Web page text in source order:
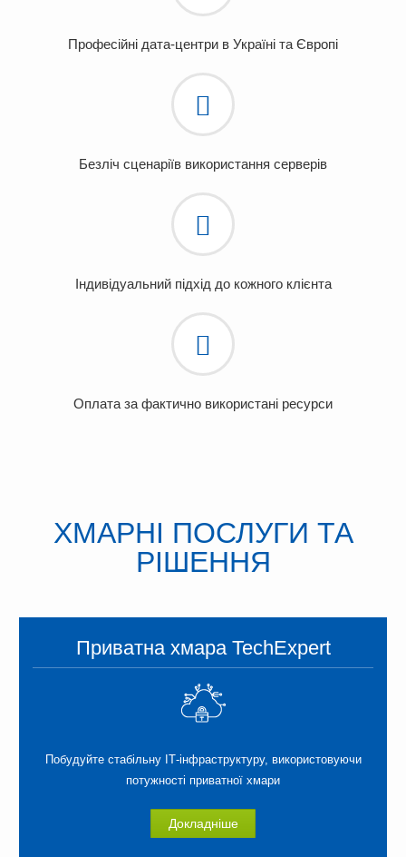
Професійні дата-центри в Україні та Європі
Безліч сценаріїв використання серверів
Індивідуальний підхід до кожного клієнта
Оплата за фактично використані ресурси
ХМАРНІ ПОСЛУГИ ТА
РІШЕННЯ
Приватна хмара TechExpert
Побудуйте стабільну ІТ-інф­раструктуру, використовуючи
потужності приватної хмари
Докладніше